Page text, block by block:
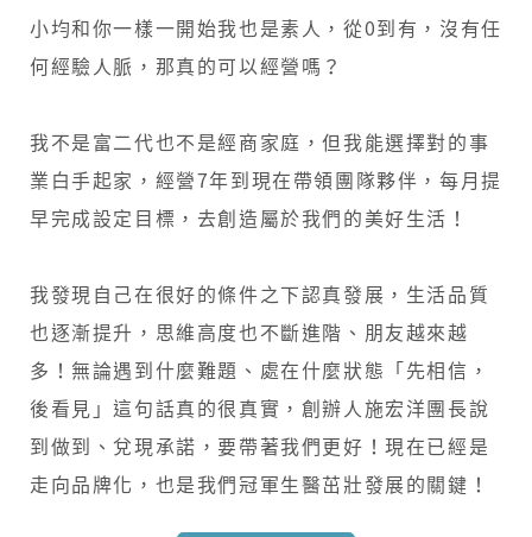
小均和你一樣一開始我也是素人，從0到有，沒有任
何經驗人脈，那真的可以經營嗎？
我不是富二代也不是經商家庭，但我能選擇對的事
業白手起家，經營7年到現在帶領團隊夥伴，每月提
早完成設定目標，去創造屬於我們的美好生活！
我發現自己在很好的條件之下認真發展，生活品質
也逐漸提升，思維高度也不斷進階、朋友越來越
多！無論遇到什麼難題、處在什麼狀態「先相信，
後看見」這句話真的很真實，創辦人施宏洋團長說
到做到、兌現承諾，要帶著我們更好！現在已經是
走向品牌化，也是我們冠軍生醫茁壯發展的關鍵！